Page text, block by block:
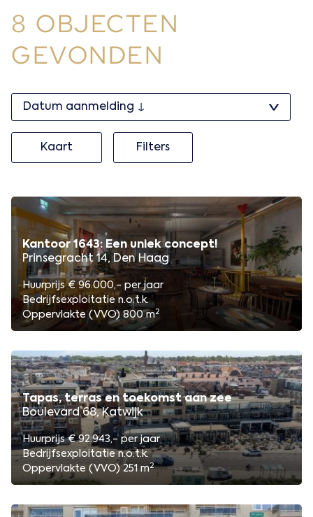
8 OBJECTEN
GEVONDEN
Kaart Filters
Kantoor 1643: Een uniek concept!
Prinsegracht 14, Den Haag
Huurprijs € 96.000,- per jaar
Bedrijfsexploitatie n.o.t.k.
Oppervlakte (VVO) 800 m2
Tapas, terras en toekomst aan zee
Boulevard 68, Katwijk
Huurprijs € 92.943,- per jaar
Bedrijfsexploitatie n.o.t.k.
Oppervlakte (VVO) 251 m2